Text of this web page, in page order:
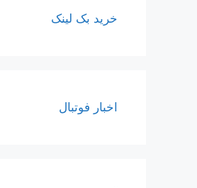
خرید بک لینک
اخبار فوتبال